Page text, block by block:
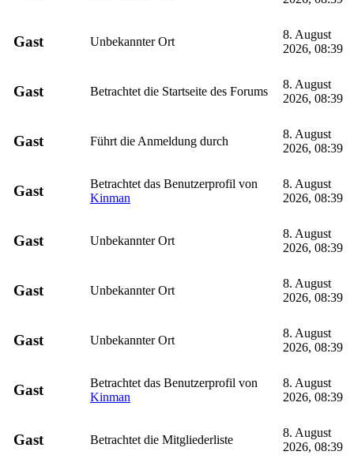
Gast Unbekannter Ort
8. August
2026, 08:39
Gast Betrachtet die Startseite des Forums
8. August
2026, 08:39
Gast Führt die Anmeldung durch
8. August
2026, 08:39
Gast
Betrachtet das Benutzerprofil von
Kinman
8. August
2026, 08:39
Gast Unbekannter Ort
8. August
2026, 08:39
Gast Unbekannter Ort
8. August
2026, 08:39
Gast Unbekannter Ort
8. August
2026, 08:39
Gast
Betrachtet das Benutzerprofil von
Kinman
8. August
2026, 08:39
Gast Betrachtet die Mitgliederliste
8. August
2026, 08:39